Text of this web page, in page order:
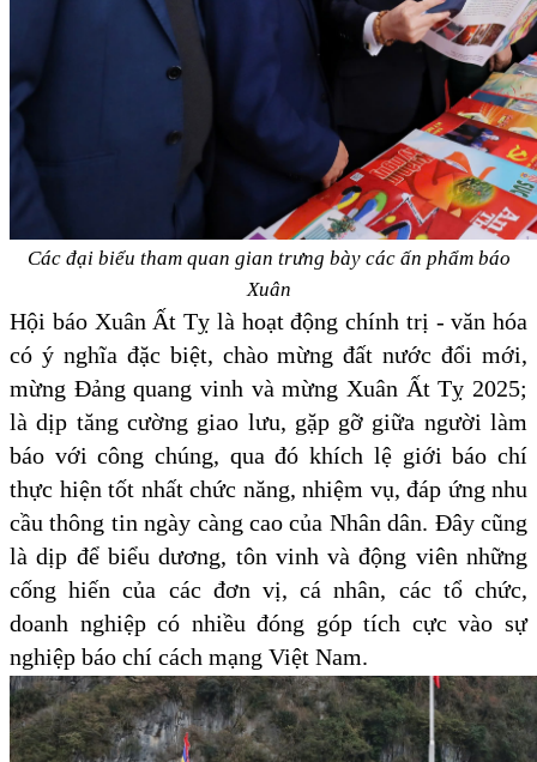
Các đại biểu tham quan gian trưng bày các ấn phẩm báo
Xuân
Hội báo Xuân Ất Tỵ là hoạt động chính trị - văn hóa
có ý nghĩa đặc biệt, chào mừng đất nước đổi mới,
mừng Đảng quang vinh và mừng Xuân Ất Tỵ 2025;
là dịp tăng cường giao lưu, gặp gỡ giữa người làm
báo với công chúng, qua đó khích lệ giới báo chí
thực hiện tốt nhất chức năng, nhiệm vụ, đáp ứng nhu
cầu thông tin ngày càng cao của Nhân dân. Đây cũng
là dịp để biểu dương, tôn vinhvà động viên những
cống hiến của các đơn vị, cá nhân, các tổ chức,
doanh nghiệp có nhiều đóng góp tích cực vào sự
nghiệp báo chí cách mạng Việt Nam.